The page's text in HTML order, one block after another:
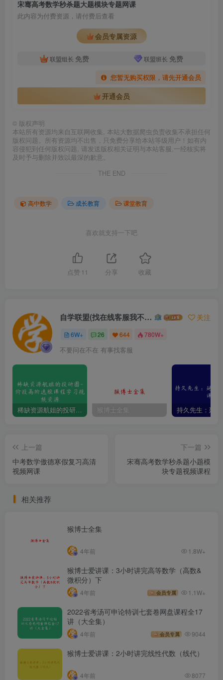
宋骞高考数学秒杀题大题模块专题网课
此内容为付费资源，请付费后查看
会员专属资源
联盟组长 免费 联盟班长 免费
您暂无购买权限，请先开通会员
开通会员
© 版权声明
本站所有资源均来自互联网收集, 本站大数据爬虫负责收集不承担任何
版权问题。所有资源均不出售，只免费分享给本站等级用户！如有内
容侵犯到任何版权问题, 请发送版权相关证明与本站客服,一经核实将
及时予与删除并致以最深的歉意。
THE END
高中数学 成长教育 课堂教育
喜欢就支持一下吧
点赞 11 分享 收藏
自学联盟(找在线客服我不回信息的) 关注
6W+ 26 644 780W+
不要问在不在 有事找客服
稀缺资源航姐的投研圈-价投高阶选股课程学习视频资源 猴博士全集
上一篇
中考数学傲德寒假复习高清
视频网课
下一篇
宋骞高考数学秒杀题小题模
块专题视频课程
相关推荐
猴博士全集
4年前 1.8W+
猴博士爱讲课：3小时讲完高等数学（高数&
微积分）下
4年前 会员专属 1.1W+
2022省考汤可申论特训七套卷网盘课程全17
讲（大全集）
4年前 会员专属 9044
猴博士爱讲课：2小时讲完线性代数（线代）
4年前 8077